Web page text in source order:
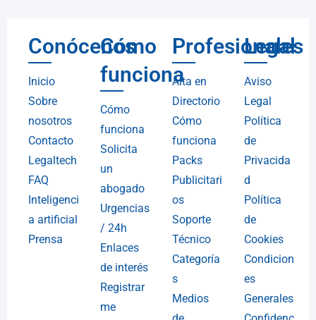
Conócenos
Inicio
Sobre
nosotros
Contacto
Legaltech
FAQ
Inteligenci
a artificial
Prensa
Cómo
funciona
Cómo
funciona
Solicita
un
abogado
Urgencias
/ 24h
Enlaces
de interés
Registrar
me
Profesionales
Alta en
Directorio
Cómo
funciona
Packs
Publicitari
os
Soporte
Técnico
Categoría
s
Medios
Legal
Aviso
Legal
Política
de
Privacida
d
Política
de
Cookies
Condicion
es
Generales